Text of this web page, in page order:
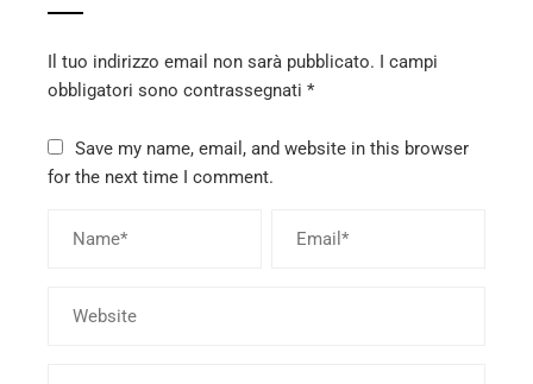
Il tuo indirizzo email non sarà pubblicato. I campi
obbligatori sono contrassegnati *
Save my name, email, and website in this browser
for the next time I comment.